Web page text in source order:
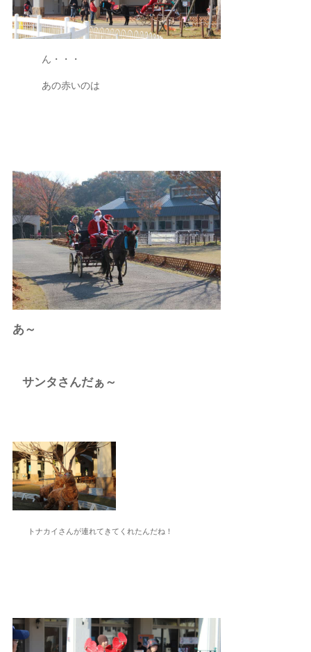
ん・・・
あの赤いのは
あ～
サンタさんだぁ～
トナカイさんが連れてきてくれたんだね！